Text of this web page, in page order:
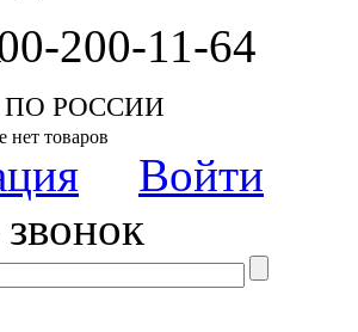
200-11-64
РОССИИ
нет товаров
Войти
звонок